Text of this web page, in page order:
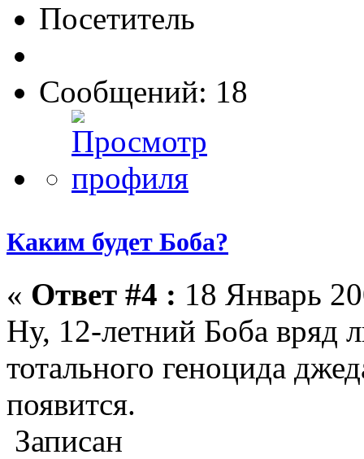
Посетитель
Сообщений: 18
Каким будет Боба?
« Ответ #4 : 18 Январь
Ну, 12-летний Боба вряд
тотального геноцида
появится.
Записан